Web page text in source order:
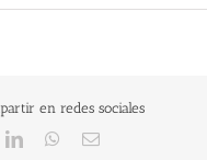
en redes sociales
LinkedInWhatsApp
Correo